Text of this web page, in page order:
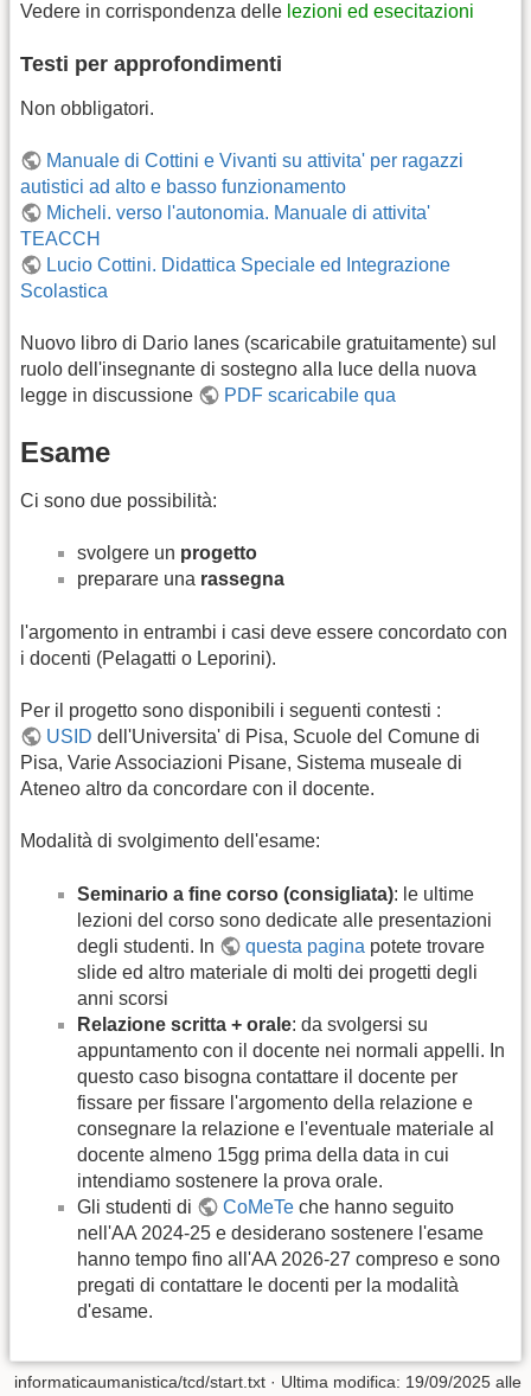
Vedere in corrispondenza delle lezioni ed esecitazioni
Testi per approfondimenti
Non obbligatori.
Manuale di Cottini e Vivanti su attivita' per ragazzi
autistici ad alto e basso funzionamento
Micheli. verso l'autonomia. Manuale di attivita'
TEACCH
Lucio Cottini. Didattica Speciale ed Integrazione
Scolastica
Nuovo libro di Dario Ianes (scaricabile gratuitamente) sul
ruolo dell'insegnante di sostegno alla luce della nuova
legge in discussione
PDF scaricabile qua
Esame
Ci sono due possibilità:
svolgere un progetto
preparare una rassegna
l'argomento in entrambi i casi deve essere concordato con
i docenti (Pelagatti o Leporini).
Per il progetto sono disponibili i seguenti contesti :
USID dell'Universita' di Pisa, Scuole del Comune di
Pisa, Varie Associazioni Pisane, Sistema museale di
Ateneo altro da concordare con il docente.
Modalità di svolgimento dell'esame:
Seminario a fine corso (consigliata): le ultime
lezioni del corso sono dedicate alle presentazioni
degli studenti. In
questa pagina potete trovare
slide ed altro materiale di molti dei progetti degli
anni scorsi
Relazione scritta + orale: da svolgersi su
appuntamento con il docente nei normali appelli. In
questo caso bisogna contattare il docente per
fissare per fissare l'argomento della relazione e
consegnare la relazione e l'eventuale materiale al
docente almeno 15gg prima della data in cui
intendiamo sostenere la prova orale.
Gli studenti di
CoMeTe che hanno seguito
nell'AA 2024-25 e desiderano sostenere l'esame
hanno tempo fino all'AA 2026-27 compreso e sono
pregati di contattare le docenti per la modalità
d'esame.
informaticaumanistica/tcd/start.txt · Ultima modifica: 19/09/2025 alle